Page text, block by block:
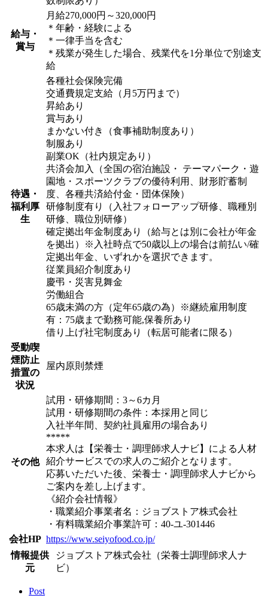
給与・
賞与
月給270,000円～320,000円
＊年齢・経験による
＊一律手当を含む
＊残業が発生した場合、残業代を1分単位で別途支
給
待遇・
福利厚
生
各種社会保険完備
交通費規定支給（月5万円まで）
昇給あり
賞与あり
まかない付き（食事補助制度あり）
制服あり
副業OK（社内規定あり）
共済会加入（全国の宿泊施設・ テーマパーク・遊
園地・スポーツクラブの優待利用、財形貯蓄制
度、各種共済給付金・団体保険）
研修制度有り（入社フォローアップ研修、職種別
研修、職位別研修）
確定拠出年金制度あり（給与とは別に会社が年金
を拠出）※入社時点で50歳以上の場合は前払い/確
定拠出年金、いずれかを選択できます。
従業員紹介制度あり
慶弔・災害見舞金
労働組合
65歳未満の方（定年65歳の為）※継続雇用制度
有：75歳まで勤務可能,保養所あり
借り上げ社宅制度あり（転居可能者に限る）
受動喫
煙防止
措置の
状況
屋内原則禁煙
その他
試用・研修期間：3～6カ月
試用・研修期間の条件：本採用と同じ
入社半年間、契約社員雇用の場合あり
*****
本求人は【栄養士・調理師求人ナビ】による人材
紹介サービスでの求人のご紹介となります。
応募いただいた後、栄養士・調理師求人ナビから
ご案内を差し上げます。
《紹介会社情報》
・職業紹介事業者名：ジョブストア株式会社
・有料職業紹介事業許可：40-ユ-301446
会社HP https://www.seiyofood.co.jp/
情報提供
元
ジョブストア株式会社（栄養士調理師求人ナ
ビ）
Post